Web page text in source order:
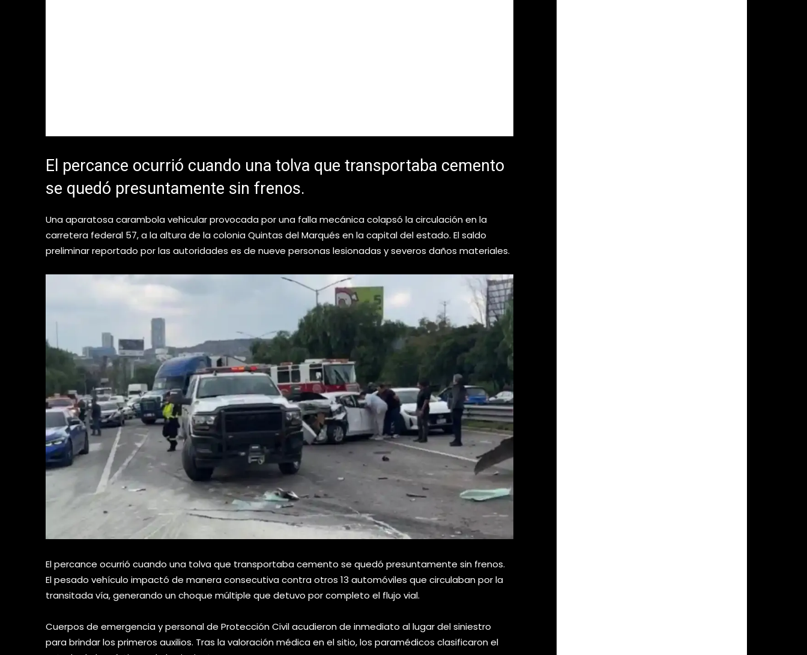
El percance ocurrió cuando una tolva que transportaba cemento
se quedó presuntamente sin frenos.
Una aparatosa carambola vehicular provocada por una falla mecánica colapsó la circulación en la
carretera federal 57, a la altura de la colonia Quintas del Marqués en la capital del estado. El saldo
preliminar reportado por las autoridades es de nueve personas lesionadas y severos daños materiales.
El percance ocurrió cuando una tolva que transportaba cemento se quedó presuntamente sin frenos.
El pesado vehículo impactó de manera consecutiva contra otros 13 automóviles que circulaban por la
transitada vía, generando un choque múltiple que detuvo por completo el flujo vial.
Cuerpos de emergencia y personal de Protección Civil acudieron de inmediato al lugar del siniestro
para brindar los primeros auxilios. Tras la valoración médica en el sitio, los paramédicos clasificaron el